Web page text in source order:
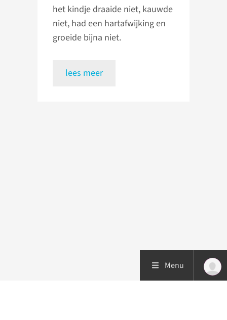
het kindje draaide niet, kauwde
niet, had een hartafwijking en
groeide bijna niet.
lees meer
Menu